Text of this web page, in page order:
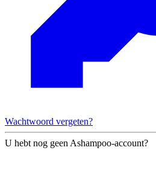
Wachtwoord vergeten?
U hebt nog geen Ashampoo-account?